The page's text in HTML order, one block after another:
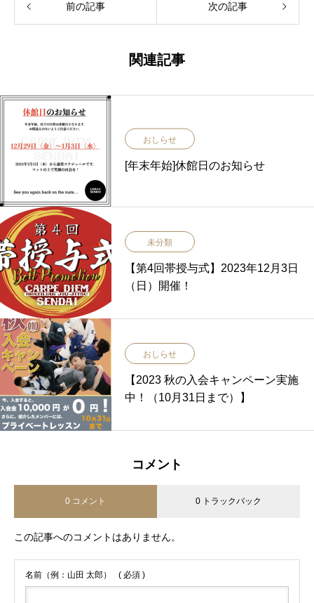
前の記事 次の記事
関連記事
おしらせ
[年末年始]休館日のお知らせ
未分類
【第4回帯授与式】2023年12月3日
（日）開催！
おしらせ
【2023 秋の入会キャンペーン実施
中！（10月31日まで）】
コメント
0 コメント 0 トラックバック
この記事へのコメントはありません。
名前（例：山田 太郎） ( 必須 )